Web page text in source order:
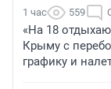
1 час 559
«На 18
Крыму с
графику и